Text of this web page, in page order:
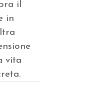
il
in
vita